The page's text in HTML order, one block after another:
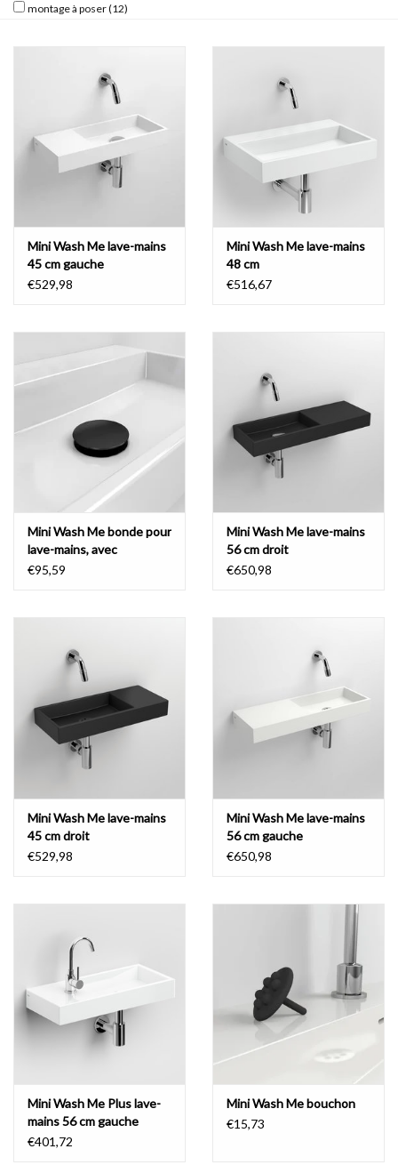
montage à poser(12)
Mini Wash Me lave-mains
45 cm gauche
€529,98
Mini Wash Me lave-mains
48 cm
€516,67
Mini Wash Me bonde pour
lave-mains, avec
couvercle
€95,59
Mini Wash Me lave-mains
56 cm droit
€650,98
Mini Wash Me lave-mains
45 cm droit
€529,98
Mini Wash Me lave-mains
56 cm gauche
€650,98
Mini Wash Me Plus lave-
mains 56 cm gauche
€401,72
Mini Wash Me bouchon
€15,73